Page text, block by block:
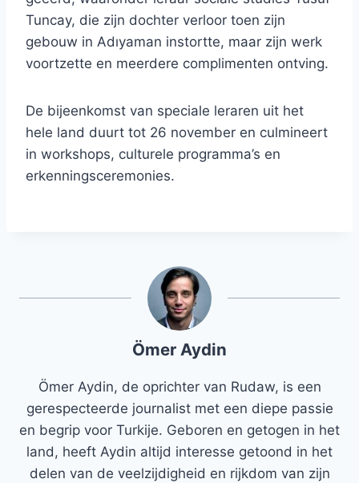
Tuncay, die zijn dochter verloor toen zijn
gebouw in Adıyaman instortte, maar zijn werk
voortzette en meerdere complimenten ontving.
De bijeenkomst van speciale leraren uit het
hele land duurt tot 26 november en culmineert
in workshops, culturele programma’s en
erkenningsceremonies.
Ömer Aydin
Ömer Aydin, de oprichter van Rudaw, is een
gerespecteerde journalist met een diepe passie
en begrip voor Turkije. Geboren en getogen in het
land, heeft Aydin altijd interesse getoond in het
delen van de veelzijdigheid en rijkdom van zijn